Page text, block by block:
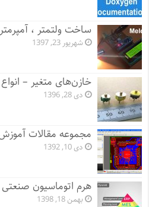
ساخت ولتمتر ،
شهریور 23, 1397
خازن‌های متغیر –
دی 28, 1396
مجموعه مقالات آموزش
دی 10, 1392
هرم اتوماسیون صنعتی
بهمن 18, 1398